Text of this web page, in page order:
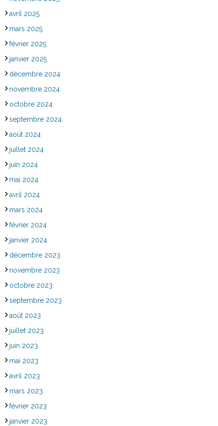
avril 2025
mars 2025
février 2025
janvier 2025
décembre 2024
novembre 2024
octobre 2024
septembre 2024
août 2024
juillet 2024
juin 2024
mai 2024
avril 2024
mars 2024
février 2024
janvier 2024
décembre 2023
novembre 2023
octobre 2023
septembre 2023
août 2023
juillet 2023
juin 2023
mai 2023
avril 2023
mars 2023
février 2023
janvier 2023